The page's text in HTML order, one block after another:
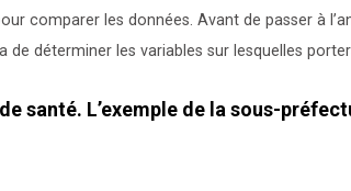
comparer les données. Avant de passer à
déterminer les variables sur lesquelles
santé. L’exemple de la sous-